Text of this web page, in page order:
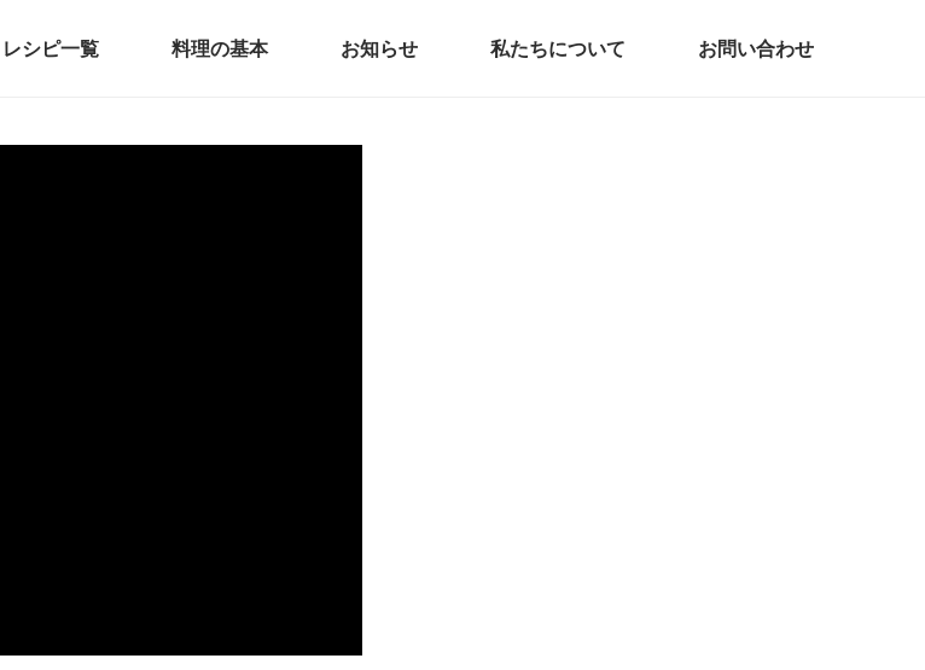
レシピ一覧 料理の基本 お知らせ 私たちについて お問い合わせ